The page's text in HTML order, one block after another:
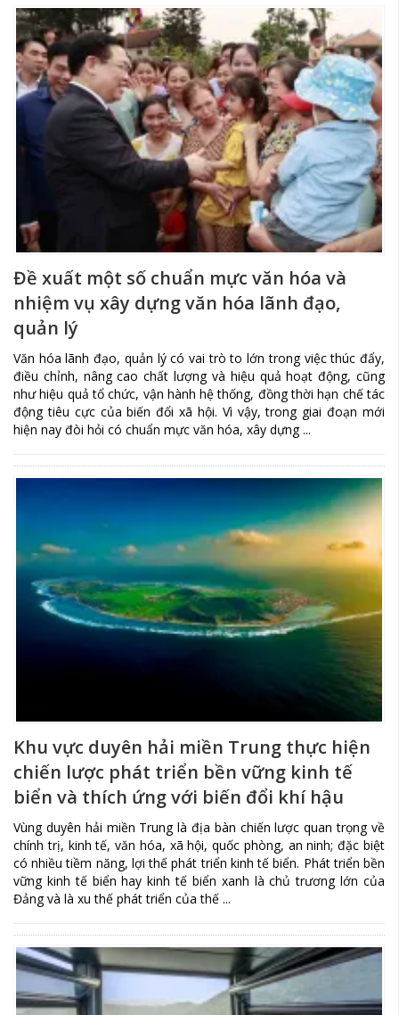
Đề xuất một số chuẩn mực văn hóa và
nhiệm vụ xây dựng văn hóa lãnh đạo,
quản lý
Văn hóa lãnh đạo, quản lý có vai trò to lớn trong việc thúc đẩy,
điều chỉnh, nâng cao chất lượng và hiệu quả hoạt động, cũng
như hiệu quả tổ chức, vận hành hệ thống, đồng thời hạn chế tác
động tiêu cực của biến đổi xã hội. Vì vậy, trong giai đoạn mới
hiện nay đòi hỏi có chuẩn mực văn hóa, xây dựng ...
Khu vực duyên hải miền Trung thực hiện
chiến lược phát triển bền vững kinh tế
biển và thích ứng với biến đổi khí hậu
Vùng duyên hải miền Trung là địa bàn chiến lược quan trọng về
chính trị, kinh tế, văn hóa, xã hội, quốc phòng, an ninh; đặc biệt
có nhiều tiềm năng, lợi thế phát triển kinh tế biển. Phát triển bền
vững kinh tế biển hay kinh tế biển xanh là chủ trương lớn của
Đảng và là xu thế phát triển của thế ...